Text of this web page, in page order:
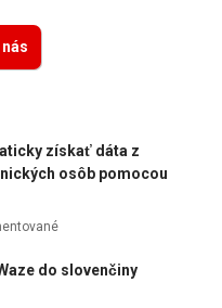
získať dáta z
osôb pomocou
do slovenčiny